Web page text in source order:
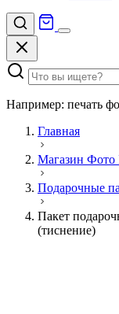
Например: печать
Главная
Магазин Фото
Подарочные
Пакет
(тиснение)